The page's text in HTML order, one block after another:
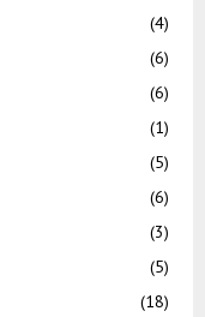
(4)
(6)
(6)
(1)
(5)
(6)
(3)
(5)
(18)